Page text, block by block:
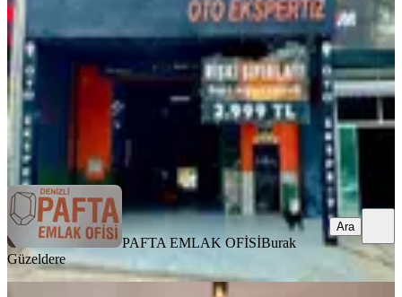
166 m²·Düz Giriş (Zemin)· 01.07.2026
2.750.000 ₺ 3.550.000 ₺
PAFTA EMLAK OFİSİ Burak Güzeldere
Ara
PAFTA EMLAK OFİSİBurak
Güzeldere
Ara